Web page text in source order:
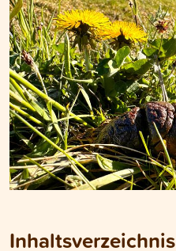
Inhaltsverzeichnis